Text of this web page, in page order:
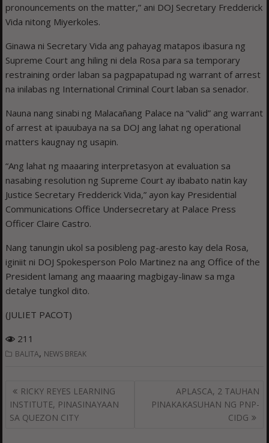
pronouncements on the matter,” ani DOJ Secretary Fredderick
Vida nitong Miyerkoles.
Ginawa ni Secretary Vida ang pahayag matapos ibasura ng
Supreme Court ang hiling ni dela Rosa para sa temporary
restraining order laban sa pagpapatupad ng warrant of arrest
na inilabas ng International Criminal Court laban sa senador.
Nauna nang sinabi ng Malacañang Palace na “valid” ang warrant
of arrest at ipauubaya na sa DOJ ang lahat ng operational
matters kaugnay ng usapin.
“Ang lahat ng maaaring interpretasyon at evaluation sa
nasabing resolution ng Supreme Court ay ibabato natin kay
Justice Secretary Fredderick Vida,” ayon kay Presidential
Communications Office Undersecretary at Palace Press
Officer Claire Castro.
Nang tanungin ukol sa posibleng pag-aresto kay dela Rosa,
iginiit ni DOJ Spokesperson Polo Martinez na ang Office of the
President lamang ang maaaring magbigay-linaw sa mga
detalye tungkol dito.
(JULIET PACOT)
211
BALITA, NEWS BREAK
Post
navigation
RICKY REYES LEARNING
INSTITUTE, PINASINAYAAN
SA QUEZON CITY
APLASCA, 2 TAUHAN
PINAKAKASUHAN NG PNP-
CIDG